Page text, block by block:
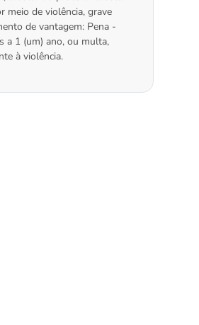
meio de violência, grave
de vantagem: Pena -
a 1 (um) ano, ou multa,
à violência.